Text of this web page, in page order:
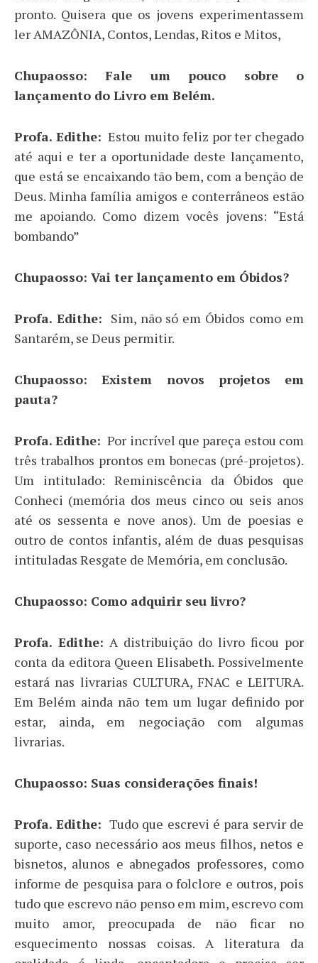
pronto. Quisera que os jovens experimentassem
ler AMAZÔNIA, Contos, Lendas, Ritos e Mitos,
Chupaosso: Fale um pouco sobre o
lançamento do Livro em Belém.
Profa. Edithe: Estou muito feliz por ter chegado
até aqui e ter a oportunidade deste lançamento,
que está se encaixando tão bem, com a benção de
Deus. Minha família amigos e conterrâneos estão
me apoiando. Como dizem vocês jovens: “Está
bombando”
Chupaosso: Vai ter lançamento em Óbidos?
Profa. Edithe: Sim, não só em Óbidos como em
Santarém, se Deus permitir.
Chupaosso: Existem novos projetos em
pauta?
Profa. Edithe: Por incrível que pareça estou com
três trabalhos prontos em bonecas (pré-projetos).
Um intitulado: Reminiscência da Óbidos que
Conheci (memória dos meus cinco ou seis anos
até os sessenta e nove anos). Um de poesias e
outro de contos infantis, além de duas pesquisas
intituladas Resgate de Memória, em conclusão.
Chupaosso: Como adquirir seu livro?
Profa. Edithe: A distribuição do livro ficou por
conta da editora Queen Elisabeth. Possivelmente
estará nas livrarias CULTURA, FNAC e LEITURA.
Em Belém ainda não tem um lugar definido por
estar, ainda, em negociação com algumas
livrarias.
Chupaosso: Suas considerações finais!
Profa. Edithe: Tudo que escrevi é para servir de
suporte, caso necessário aos meus filhos, netos e
bisnetos, alunos e abnegados professores, como
informe de pesquisa para o folclore e outros, pois
tudo que escrevo não penso em mim, escrevo com
muito amor, preocupada de não ficar no
esquecimento nossas coisas. A literatura da